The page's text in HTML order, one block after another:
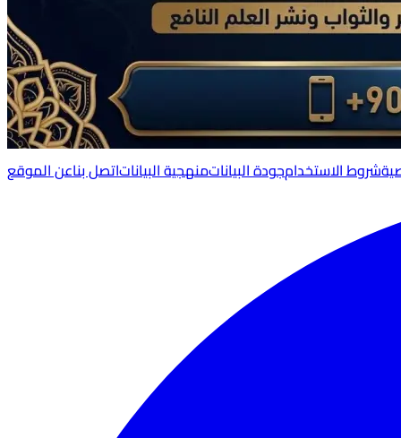
عن الموقعاتصل بنامنهجية البياناتجودة البياناتشروط الاستخدام